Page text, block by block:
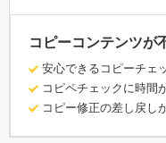
コピーコンテンツが
安心できるコピーチェ
コピペチェックに時間
コピー修正の差し戻し